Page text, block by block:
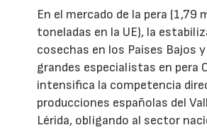
En el mercado de la pera (1,79
toneladas en la UE), la
cosechas en los Países Bajos
grandes especialistas en pera
intensifica la competencia
producciones españolas del
Lérida, obligando al sector